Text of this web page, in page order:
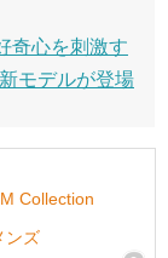
奇心を刺激す
モデルが登場
Collection
ンズ